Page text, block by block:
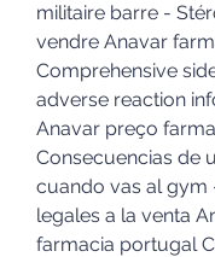
militaire barre -
vendre Anavar
Comprehensive
adverse reaction
Anavar preço
Consecuencias de
cuando vas al gym
legales a la venta
farmacia portugal